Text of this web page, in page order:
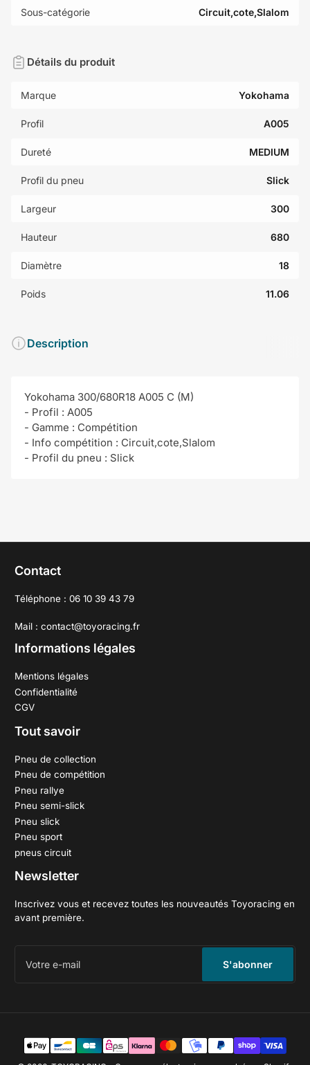
Sous-catégorie Circuit,cote,Slalom
Détails du produit
Marque Yokohama
Profil A005
Dureté MEDIUM
Profil du pneu Slick
Largeur 300
Hauteur 680
Diamètre 18
Poids 11.06
Description
Yokohama 300/680R18 A005 C (M)
- Profil : A005
- Gamme : Compétition
- Info compétition : Circuit,cote,Slalom
- Profil du pneu : Slick
Contact
Téléphone : 06 10 39 43 79
Mail : contact@toyoracing.fr
Informations légales
Mentions légales
Confidentialité
CGV
Tout savoir
Pneu de collection
Pneu de compétition
Pneu rallye
Pneu semi-slick
Pneu slick
Pneu sport
pneus circuit
Newsletter
Inscrivez vous et recevez toutes les nouveautés Toyoracing en
avant première.
S'abonner
Méthodes
de